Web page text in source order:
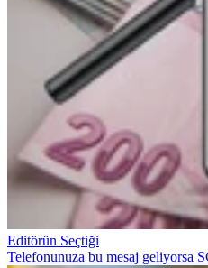
Editörün Seçtiği
Telefonunuza bu mesaj geliyorsa